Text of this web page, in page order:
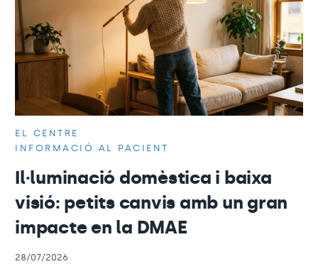
EL CENTRE
INFORMACIÓ AL PACIENT
Il·luminació domèstica i baixa
visió: petits canvis amb un gran
impacte en la DMAE
28/07/2026